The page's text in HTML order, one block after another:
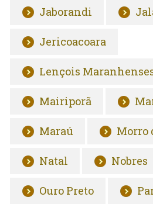
Jaborandi
Jericoacoara
Lençois
Mairiporã
Maraú Morro
Natal Nobres
Ouro Preto